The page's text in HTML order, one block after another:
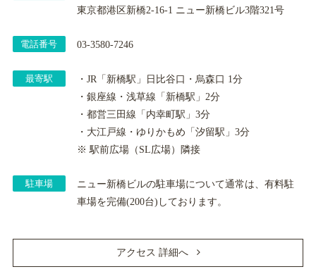
東京都港区新橋2-16-1 ニュー新橋ビル3階321号
電話番号 03-3580-7246
最寄駅
・JR「新橋駅」日比谷口・烏森口 1分
・銀座線・浅草線「新橋駅」2分
・都営三田線「内幸町駅」3分
・大江戸線・ゆりかもめ「汐留駅」3分
※ 駅前広場（SL広場）隣接
駐車場
ニュー新橋ビルの駐車場について通常は、有料駐
車場を完備(200台)しております。
アクセス 詳細へ